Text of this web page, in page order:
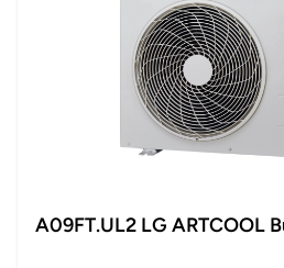
A09FT.UL2 LG ARTCOOL